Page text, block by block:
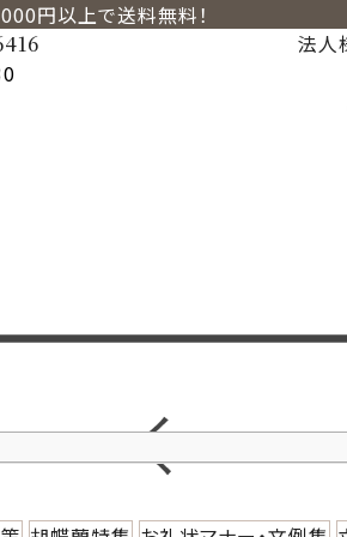
円以上で送料無料！
法人